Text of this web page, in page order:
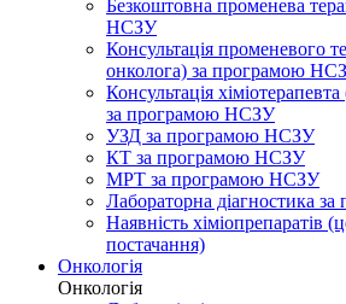
Безкоштовна променева
НСЗУ
Консультація променевого
онколога) за програмою
Консультація
за програмою НСЗУ
УЗД за програмою НСЗУ
КТ за програмою НСЗУ
МРТ за програмою НСЗУ
Лабораторна діагностика
Наявність хіміопрепаратів
постачання)
Онкологія
Онкологія